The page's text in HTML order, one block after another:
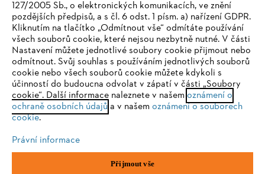
Služby
Ochrana osobních údajů Právní doložka Cookies
IHR BROWSER WIRD NICHT
UNTERSTÜTZT
Sie nutzen einen Browser, den wir noch nicht unterstützen. Für
eine optimale Nutzung unserer Seite empfehlen wir Ihnen, zu
einem der folgenden Browser zu wechseln:
Firefox Chrome
127/2005 Sb., o elektronických komunikacích, ve znění
pozdějších předpisů, a s čl. 6 odst. 1 písm. a) nařízení GDPR.
Kliknutím na tlačítko „Odmítnout vše“ odmítáte používání
všech souborů cookie, které nejsou nezbytně nutné. V části
Nastavení můžete jednotlivé soubory cookie přijmout nebo
odmítnout. Svůj souhlas s používáním jednotlivých souborů
cookie nebo všech souborů cookie můžete kdykoli s
účinností do budoucna odvolat v zápatí v části „Soubory
cookie“. Další informace naleznete v našem oznámení o
ochraně osobních údajůa v našem oznámení o souborech
cookie.
Právní informace
Přijmout vše